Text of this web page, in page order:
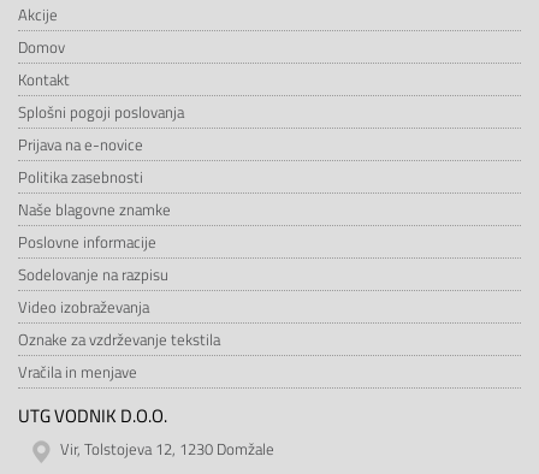
Akcije
Domov
Kontakt
Splošni pogoji poslovanja
Prijava na e-novice
Politika zasebnosti
Naše blagovne znamke
Poslovne informacije
Sodelovanje na razpisu
Video izobraževanja
Oznake za vzdrževanje tekstila
Vračila in menjave
UTG VODNIK D.O.O.
Vir, Tolstojeva 12, 1230 Domžale